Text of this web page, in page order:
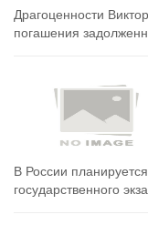
Драгоценности
погашения
В России
государственного